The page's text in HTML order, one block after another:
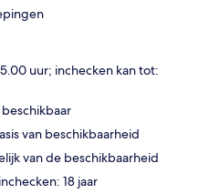
uur; inchecken kan tot:
van beschikbaarheid
van de beschikbaarheid
18 jaar